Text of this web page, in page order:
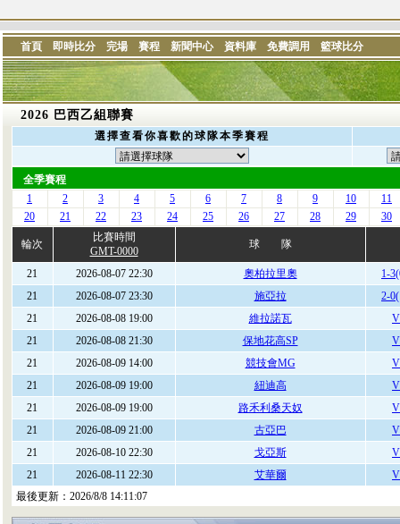
首頁 即時比分 完場 賽程 新聞中心 資料庫 免費調用 籃球比分
2026 巴西乙組聯賽
選擇查看你喜歡的球隊本季賽程
全季賽程
1
2 3 4 5 6 7 8 9 10
11
20
21 22 23 24 25 26 27 28 29 30
輪次
比賽時間
GMT-0000
球 隊
21 2026-08-07 22:30 奧柏拉里奧
1-
21
2026-08-07 23:30 施亞拉
2-
21
2026-08-08 19:00 維拉諾瓦
21
2026-08-08 21:30 保地花高SP
21
2026-08-09 14:00 競技會MG
21
2026-08-09 19:00 紐迪高
21
2026-08-09 19:00 路禾利桑天奴
21
2026-08-09 21:00 古亞巴
21
2026-08-10 22:30 戈亞斯
21
2026-08-11 22:30 艾華爾
最後更新： 2026/8/8 14:11:07